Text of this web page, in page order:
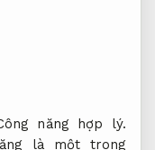
năng hợp lý.
là một trong